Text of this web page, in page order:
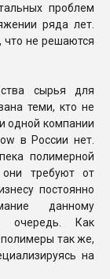
проблем
ряда лет.
что не решаются
сырья для
теми, кто не
одной компании
в России нет.
полимерной
они требуют от
постоянно
данному
очередь. Как
так же,
на